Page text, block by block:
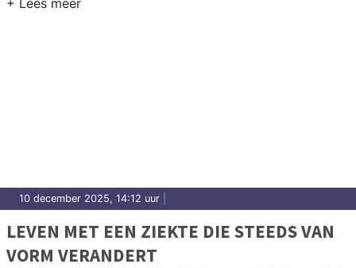
10 december 2025, 14:12 uur
LEVEN MET EEN ZIEKTE DIE STEEDS VAN
VORM VERANDERT